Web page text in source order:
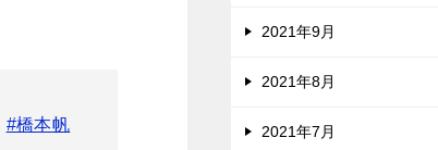
#橋本帆
2021年9月
2021年8月
2021年7月